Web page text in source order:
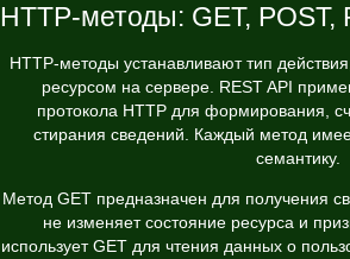
HTTP-методы: GET, POST,
HTTP-методы устанавливают тип
ресурсом на сервере. REST API
протокола HTTP для формирования,
стирания сведений. Каждый метод
семантику.
Метод GET предназначен для получения
не изменяет состояние ресурса и
использует GET для чтения данных о